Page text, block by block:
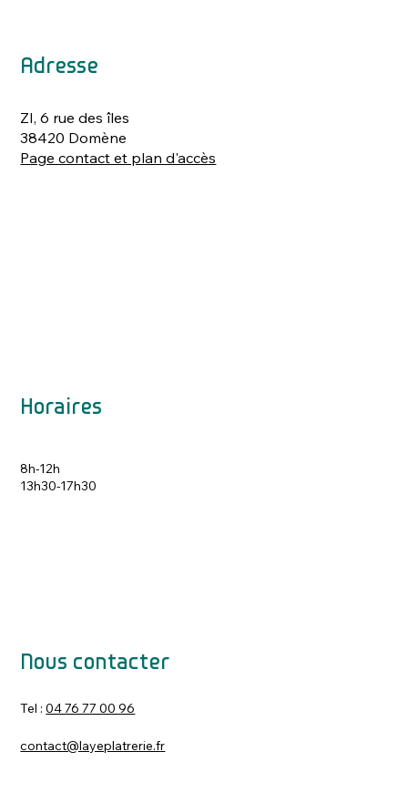
Adresse
ZI, 6 rue des îles
38420 Domène
Page contact et plan d'accès
Horaires
8h-12h
13h30-17h30
Nous contacter
Tel :04 76 77 00 96
contact@layeplatrerie.fr